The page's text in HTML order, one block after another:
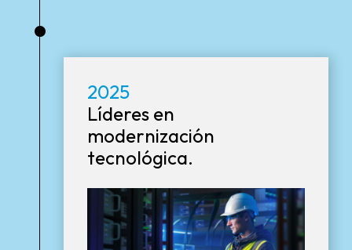
2025
Líderes en
modernización
tecnológica.
•